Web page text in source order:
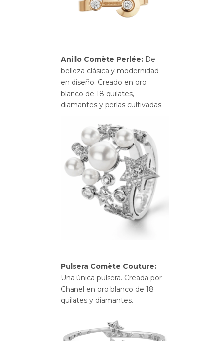
Anillo Comète Perlée: De
belleza clásica y modernidad
en diseño. Creado en oro
blanco de 18 quilates,
diamantes y perlas cultivadas.
Pulsera Comète Couture:
Una única pulsera. Creada por
Chanel en oro blanco de 18
quilates y diamantes.